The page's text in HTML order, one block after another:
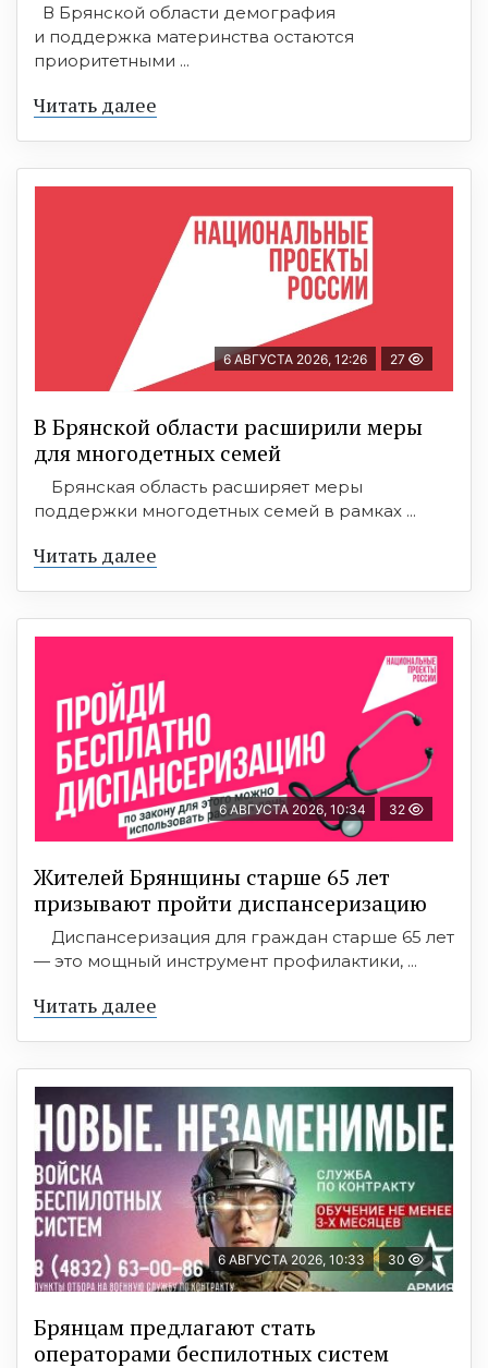
В Брянской области демография
и поддержка материнства остаются
приоритетными ...
Читать далее
6 АВГУСТА 2026, 12:26 27
В Брянской области расширили меры
для многодетных семей
Брянская область расширяет меры
поддержки многодетных семей в рамках ...
Читать далее
6 АВГУСТА 2026, 10:34 32
Жителей Брянщины старше 65 лет
призывают пройти диспансеризацию
Диспансеризация для граждан старше 65 лет
— это мощный инструмент профилактики, ...
Читать далее
6 АВГУСТА 2026, 10:33 30
Брянцам предлагают стать
оперaторами бeспилотных систeм